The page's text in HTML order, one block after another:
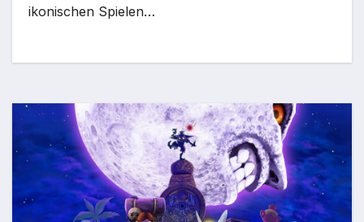
ikonischen Spielen…